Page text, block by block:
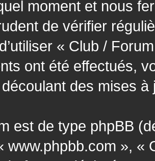
moment et nous
de vérifier
« Club /
ont été effectués,
des mises
est de type phpBB
www.phpbb.com », «